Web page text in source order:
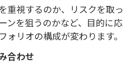
重視するのか、リスクを取っ
ンを狙うのかなど、目的に応
ォリオの構成が変わります。
合わせ